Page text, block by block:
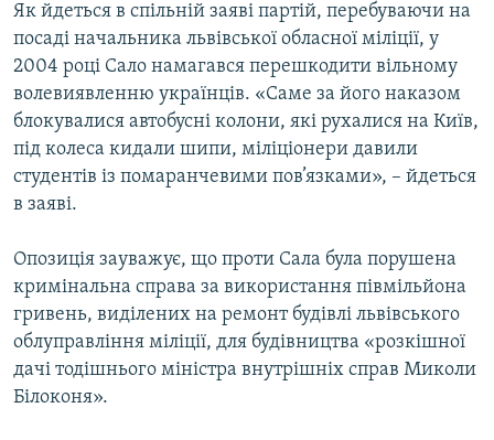
Як йдеться в спільній заяві партій, перебуваючи на
посаді начальника львівської обласної міліції, у
2004 році Сало намагався перешкодити вільному
волевиявленню українців. «Саме за його наказом
блокувалися автобусні колони, які рухалися на Київ,
під колеса кидали шипи, міліціонери давили
студентів із помаранчевими пов’язками», – йдеться
в заяві.
Опозиція зауважує, що проти Сала була порушена
кримінальна справа за використання півмільйона
гривень, виділених на ремонт будівлі львівського
облуправління міліції, для будівництва «розкішної
дачі тодішнього міністра внутрішніх справ Миколи
Білоконя».